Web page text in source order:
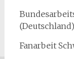
(Deutschland)
Fanarbeit